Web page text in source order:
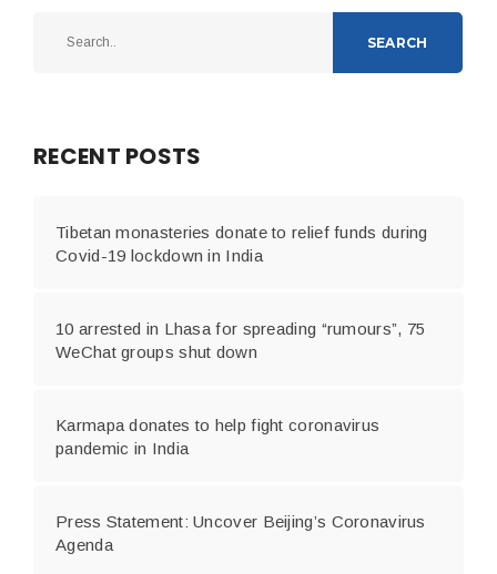
SEARCH
RECENT POSTS
Tibetan monasteries donate to relief funds during
Covid-19 lockdown in India
10 arrested in Lhasa for spreading “rumours”, 75
WeChat groups shut down
Karmapa donates to help fight coronavirus
pandemic in India
Press Statement: Uncover Beijing’s Coronavirus
Agenda